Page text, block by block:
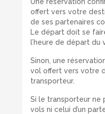
offert vers votre
de ses partenaires
Le départ doit se
l’heure de départ du
Sinon, une
vol offert vers votre
transporteur.
Si le transporteur ne
vols ni celui d’un